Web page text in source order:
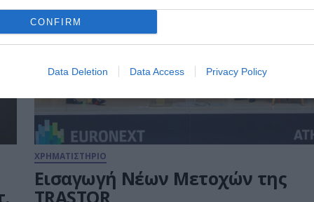
CONFIRM
Data Deletion Data Access Privacy Policy
ΧΡΗΜΑΤΙΣΤΗΡΙΟ
Εισαγωγή Νέων Μετοχών της
TRASTOR